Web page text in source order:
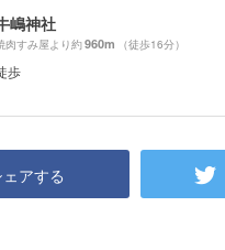
嶋神社
肉すみ屋より約960m （徒歩16分）
歩
ェアする